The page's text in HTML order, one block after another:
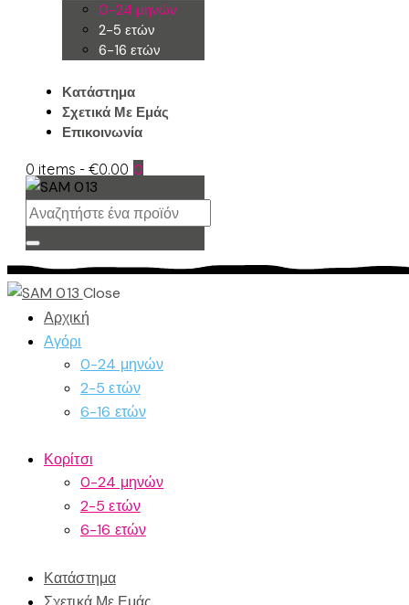
0-24 μηνών
2-5 ετών
6-16 ετών
Κατάστημα
Σχετικά Με Εμάς
Επικοινωνία
0 items -€0.00 0
Close
Αρχική
Αγόρι
0-24 μηνών
2-5 ετών
6-16 ετών
Κορίτσι
0-24 μηνών
2-5 ετών
6-16 ετών
Κατάστημα
Σχετικά Με Εμάς